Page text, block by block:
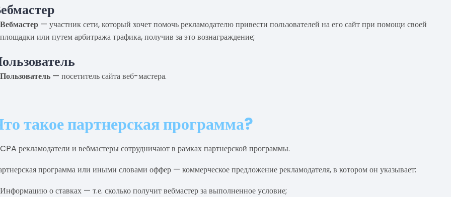
Вебмастер — участник сети, который хочет помочь рекламодателю привести пользователей на его сайт при помощи своей
площадки или путем арбитража трафика, получив за это вознаграждение;
Пользователь — посетитель сайта веб-мастера.
такое партнерская программа?
рекламодатели и вебмастеры сотрудничают в рамках партнерской программы.
программа или иными словами оффер — коммерческое предложение рекламодателя, в котором он указывает:
Информацию о ставках — т.е. сколько получит вебмастер за выполненное условие;